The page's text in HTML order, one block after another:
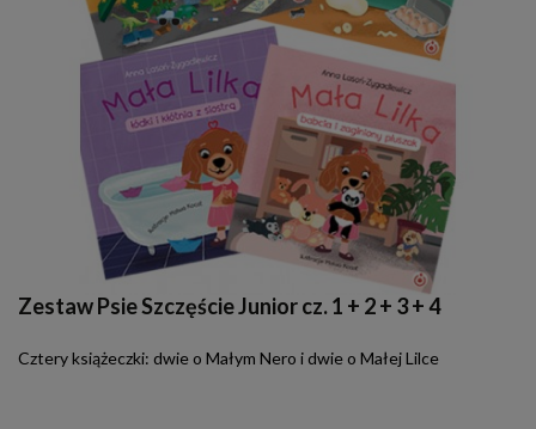
Zestaw Psie Szczęście Junior cz. 1 + 2 + 3 + 4
Cztery książeczki: dwie o Małym Nero i dwie o Małej Lilce